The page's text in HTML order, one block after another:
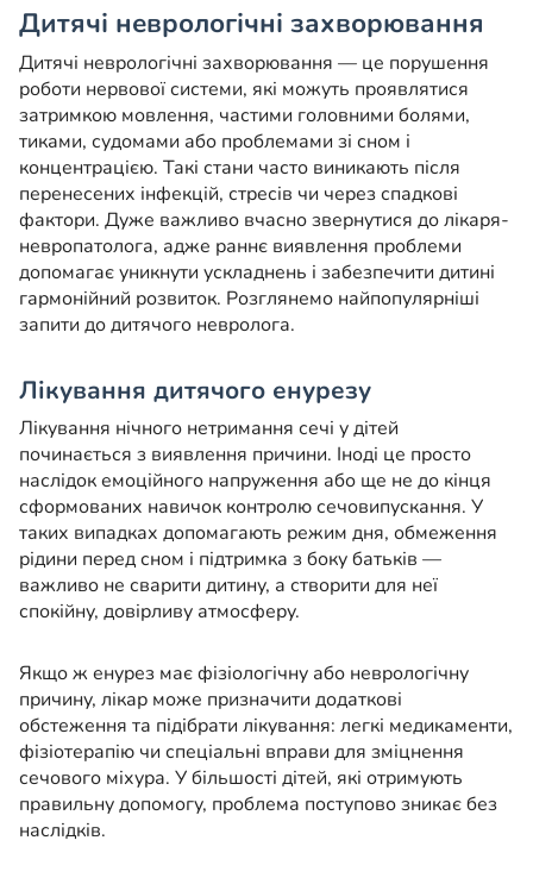
Дитячі неврологічні захворювання
Дитячі неврологічні захворювання — це порушення
роботи нервової системи, які можуть проявлятися
затримкою мовлення, частими головними болями,
тиками, судомами або проблемами зі сном і
концентрацією. Такі стани часто виникають після
перенесених інфекцій, стресів чи через спадкові
фактори. Дуже важливо вчасно звернутися до лікаря-
невропатолога, адже раннє виявлення проблеми
допомагає уникнути ускладнень і забезпечити дитині
гармонійний розвиток. Розглянемо найпопулярніші
запити до дитячого невролога.
Лікування дитячого енурезу
Лікування нічного нетримання сечі у дітей
починається з виявлення причини. Іноді це просто
наслідок емоційного напруження або ще не до кінця
сформованих навичок контролю сечовипускання. У
таких випадках допомагають режим дня, обмеження
рідини перед сном і підтримка з боку батьків —
важливо не сварити дитину, а створити для неї
спокійну, довірливу атмосферу.
Якщо ж енурез має фізіологічну або неврологічну
причину, лікар може призначити додаткові
обстеження та підібрати лікування: легкі медикаменти,
фізіотерапію чи спеціальні вправи для зміцнення
сечового міхура. У більшості дітей, які отримують
правильну допомогу, проблема поступово зникає без
наслідків.